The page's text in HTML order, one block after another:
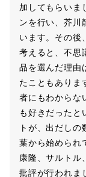
加してもらいま
ンを行い、芥川
います。その後
考えると、不思
品を選んだ理由
たこともありま
者にもわからな
も好きだったと
トが、出だし
葉から始められ
康隆、サルトル
批評が行われま